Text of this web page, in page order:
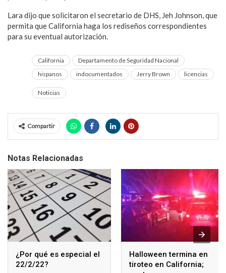
Lara dijo que solicitaron el secretario de DHS, Jeh Johnson, que
permita que California haga los rediseños correspondientes
para su eventual autorización.
California
Departamento de Seguridad Nacional
hispanos
indocumentados Jerry Brown licencias
Noticias
Compartir
Notas Relacionadas
¿Por qué es especial el
22/2/22?
Halloween termina en
tiroteo en California;